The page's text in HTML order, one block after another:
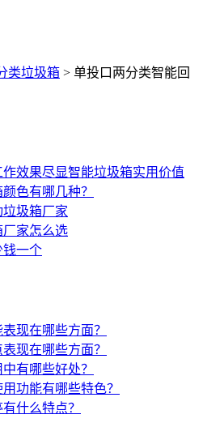
类垃圾箱 > 单投口两分类智能回
效果尽显智能垃圾箱实用价值
色有哪几种？
圾箱厂家
家怎么选
钱一个
现在哪些方面？
现在哪些方面？
有哪些好处？
功能有哪些特色？
什么特点？